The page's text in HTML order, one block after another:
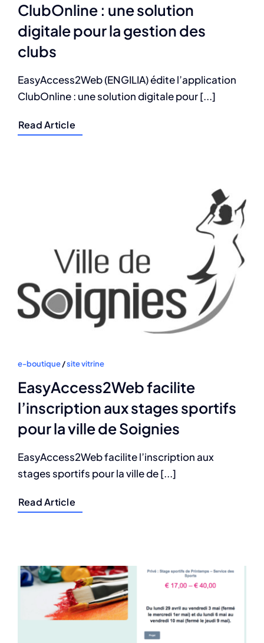
ClubOnline : une solution
digitale pour la gestion des
clubs
EasyAccess2Web (ENGILIA) édite l’application
ClubOnline : une solution digitale pour [...]
Read Article
e-boutique/site vitrine
EasyAccess2Web facilite
l’inscription aux stages sportifs
pour la ville de Soignies
EasyAccess2Web facilite l’inscription aux
stages sportifs pour la ville de [...]
Read Article